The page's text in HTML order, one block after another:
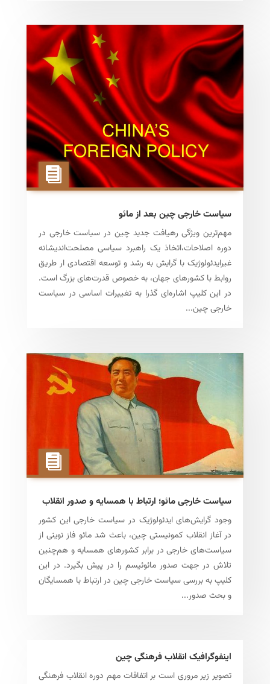
سیاست خارجی چین بعد از مائو
مهم‌ترین ویژگی رهیافت جدید چین در سیاست‌ خارجی در
دوره اصلاحات،اتخاذ یک راهبرد سیاسی‌ مصلحت‌اندیشانه
غیرایدئولوژیک با گرایش به رشد و توسعه اقتصادی ار طریق
روابط با کشورهای جهان، به خصوص قدرت‌های بزرگ است.
در این کلیپ اشاره‌ای گذرا به تغییرات اساسی در سیاست
خارجی چین...
سیاست خارجی مائو؛ ارتباط با همسایه و صدور انقلاب
وجود گرایش­‌های ایدئولوژیک در سیاست خارجی این کشور
در آغاز انقلاب کمونیستی چین، باعث شد مائو فاز نوینی از
سیاست‌های خارجی در برابر کشورهای همسایه و هم‌چنین
تلاش در جهت صدور مائوئیسم را در پیش بگیرد. در این
کلیپ به بررسی سیاست خارجی چین در ارتباط با همسایگان
و بحث صدور...
اینفوگرافیک انقلاب فرهنگی چین
تصویر زیر مروری است بر اتفاقات مهم دوره انقلاب فرهنگی